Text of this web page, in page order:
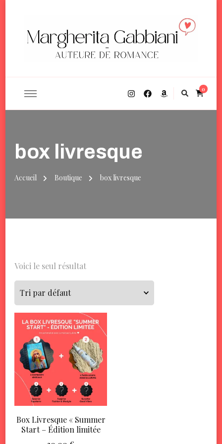
Margherita Gabbiani
0
box livresque
Accueil Boutique box livresque
Voici le seul résultat
Box Livresque « Summer
Start – Édition limitée